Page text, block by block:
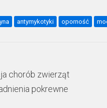
antymykotyki oporność
chorób zwierząt
pokrewne